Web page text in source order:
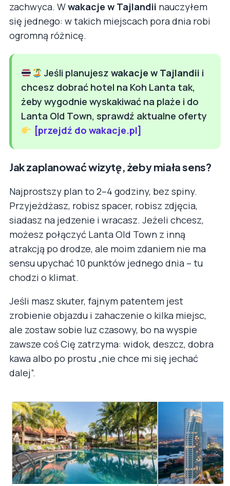
zachwyca. Wwakacje w Tajlandii nauczyłem
się jednego: w takich miejscach pora dnia robi
ogromną różnicę.
Jeśli planujesz wakacje w Tajlandii i
chcesz dobrać hotel na Koh Lanta tak,
żeby wygodnie wyskakiwać na plaże i do
Lanta Old Town, sprawdź aktualne oferty
[przejdź do wakacje.pl]
Jak zaplanować wizytę, żeby miała sens?
Najprostszy plan to 2–4 godziny, bez spiny.
Przyjeżdżasz, robisz spacer, robisz zdjęcia,
siadasz na jedzenie i wracasz. Jeżeli chcesz,
możesz połączyć Lanta Old Town z inną
atrakcją po drodze, ale moim zdaniem nie ma
sensu upychać 10 punktów jednego dnia – tu
chodzi o klimat.
Jeśli masz skuter, fajnym patentem jest
zrobienie objazdu i zahaczenie o kilka miejsc,
ale zostaw sobie luz czasowy, bo na wyspie
zawsze coś Cię zatrzyma: widok, deszcz, dobra
kawa albo po prostu „nie chce mi się jechać
dalej”.